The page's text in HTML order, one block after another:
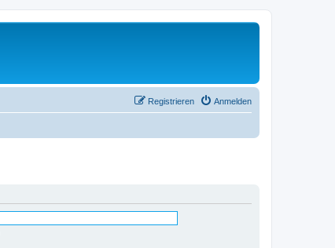
Anmelden
Registrieren